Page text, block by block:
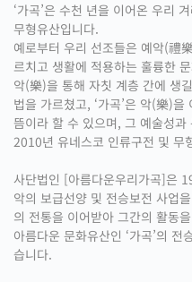
‘가곡’은 수천 년을 이어온 우리
무형유산입니다.
예로부터 우리 선조들은 예악(禮
르치고 생활에 적용하는 훌륭한
악(樂)을 통해 자칫 계층 간에 생
법을 가르쳤고, ‘가곡’은 악(樂)
뜸이라 할 수 있으며, 그 예술성
2010년 유네스코 인류구전 및 무
사단법인 [아름다운우리가곡]은
악의 보급선양 및 전승보전 사업
의 전통을 이어받아 그간의 활동
아름다운 문화유산인 ‘가곡’의
습니다.